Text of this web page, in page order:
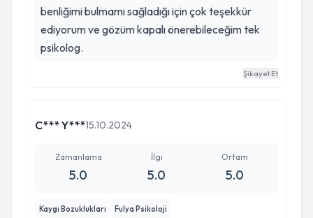
benliğimi bulmamı sağladığı için çok teşekkür
ediyorum ve gözüm kapalı önerebileceğim tek
psikolog.
Şikayet Et
C*** Y***15.10.2024
Zamanlama
5.0
İlgi
5.0
Ortam
5.0
Kaygı Bozuklukları Fulya Psikoloji